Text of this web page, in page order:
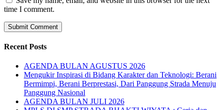
time I comment.
Recent Posts
AGENDA BULAN AGUSTUS 2026
Mengukir Inspirasi di Bidang Karakter dan Teknologi: Berani
Bermimpi, Berani Berprestasi, Dari Panggung Strada Menuju
Panggung Nasional
AGENDA BULAN JULI 2026